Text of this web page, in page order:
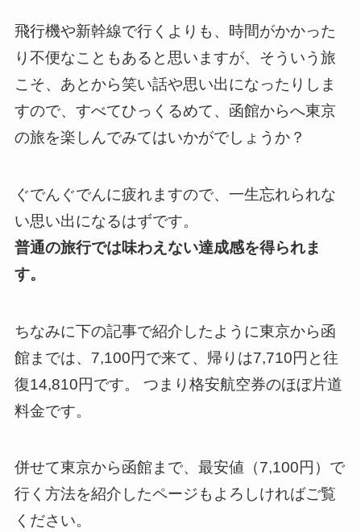
飛行機や新幹線で行くよりも、時間がかかった
り不便なこともあると思いますが、そういう旅
こそ、あとから笑い話や思い出になったりしま
すので、すべてひっくるめて、函館からへ東京
の旅を楽しんでみてはいかがでしょうか？
ぐでんぐでんに疲れますので、一生忘れられな
い思い出になるはずです。
普通の旅行では味わえない達成感を得られま
す。
ちなみに下の記事で紹介したように東京から函
館までは、7,100円で来て、帰りは7,710円と往
復14,810円です。 つまり格安航空券のほぼ片道
料金です。
併せて東京から函館まで、最安値（7,100円）で
行く方法を紹介したページもよろしければご覧
ください。